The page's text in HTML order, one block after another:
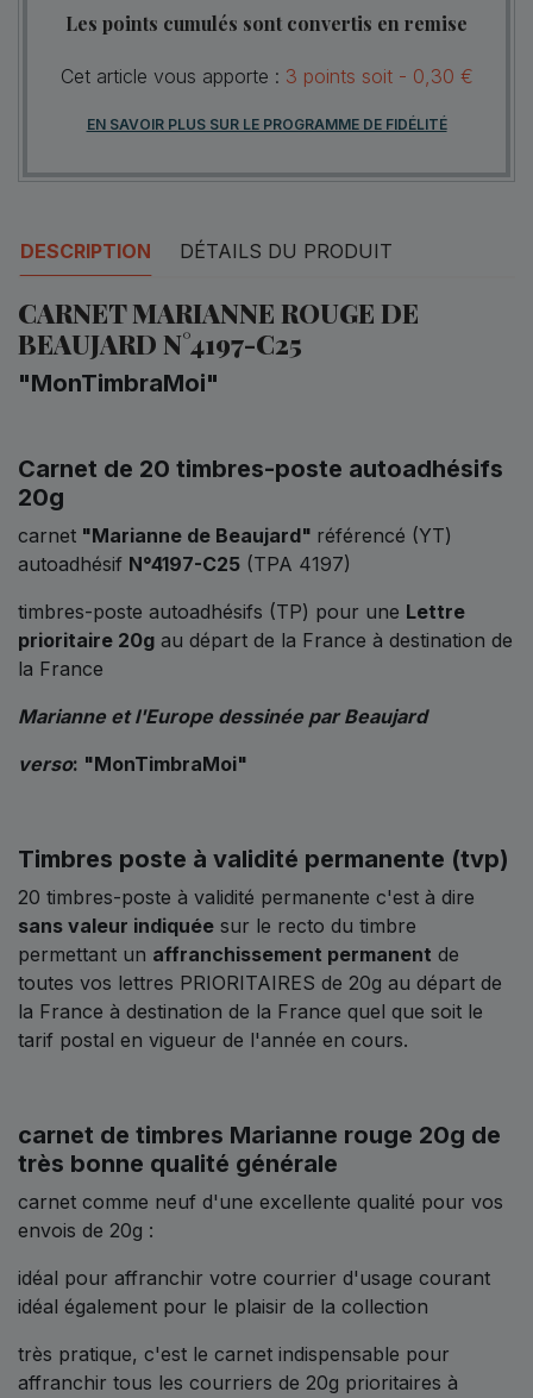
Les points cumulés sont convertis en remise
Cet article vous apporte : 3 points soit - 0,30 €
EN SAVOIR PLUS SUR LE PROGRAMME DE FIDÉLITÉ
DESCRIPTION DÉTAILS DU PRODUIT
CARNET MARIANNE ROUGE DE
BEAUJARD N°4197-C25
"MonTimbraMoi"
Carnet de 20 timbres-poste autoadhésifs
20g
carnet "Marianne de Beaujard" référencé (YT)
autoadhésif N°4197-C25 (TPA 4197)
timbres-poste autoadhésifs (TP) pour une Lettre
prioritaire 20g au départ de la France à destination de
la France
Marianne et l'Europe dessinée par Beaujard
verso: "MonTimbraMoi"
Timbres poste à validité permanente (tvp)
20 timbres-poste à validité permanente c'est à dire
sans valeur indiquée sur le recto du timbre
permettant un affranchissement permanent de
toutes vos lettres PRIORITAIRES de 20g au départ de
la France à destination de la France quel que soit le
tarif postal en vigueur de l'année en cours.
carnet de timbres Marianne rouge 20g de
très bonne qualité générale
carnet comme neuf d'une excellente qualité pour vos
envois de 20g :
idéal pour affranchir votre courrier d'usage courant
idéal également pour le plaisir de la collection
très pratique, c'est le carnet indispensable pour
affranchir tous les courriers de 20g prioritaires à